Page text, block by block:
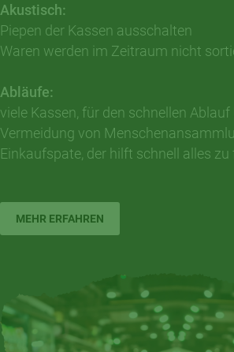
Akustisch:
Piepen der Kassen ausschalten
Waren werden im Zeitraum nicht
Abläufe:
viele Kassen, für den schnellen Ablauf
Vermeidung von
Einkaufspate, der hilft schnell alles zu
MEHR ERFAHREN